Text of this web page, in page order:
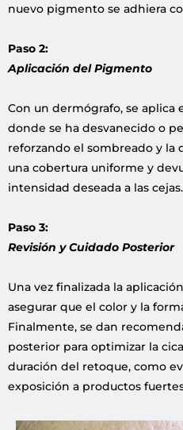
nuevo pigmento se adhiera
Paso 2:
Aplicación del Pigmento
Con un dermógrafo, se aplica
donde se ha desvanecido o
reforzando el sombreado y la
una cobertura uniforme y
intensidad deseada a las cejas.
Paso 3:
Revisión y Cuidado Posterior
Una vez finalizada la
asegurar que el color y la
Finalmente, se dan
posterior para optimizar la
duración del retoque, como
exposición a productos